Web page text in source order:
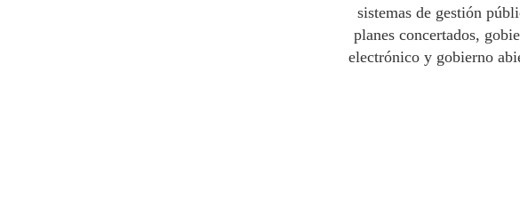
sistemas de gestión
planes concertados,
electrónico y gobierno